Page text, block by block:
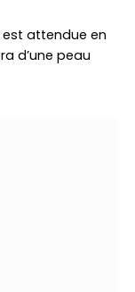
est attendue en
d’une peau